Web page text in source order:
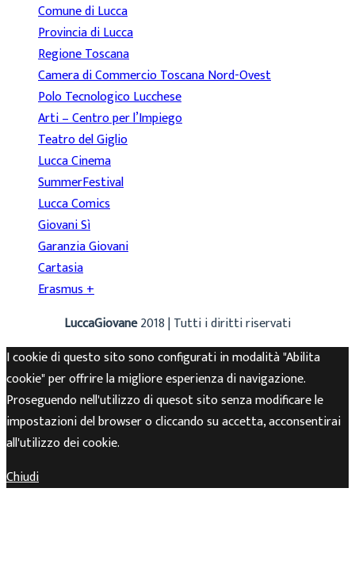
Comune di Lucca
Provincia di Lucca
Regione Toscana
Camera di Commercio Toscana Nord-Ovest
Polo Tecnologico Lucchese
Arti – Centro per l’Impiego
Teatro del Giglio
Lucca Cinema
SummerFestival
Lucca Comics
Giovani Sì
Garanzia Giovani
Cartasia
Erasmus +
LuccaGiovane2018 | Tutti i diritti riservati
I cookie di questo sito sono configurati in modalità "Abilita
cookie" per offrire la migliore esperienza di navigazione.
Proseguendo nell'utilizzo di quesot sito senza modificare le
impostazioni del browser o cliccando su accetta, acconsentirai
all'utilizzo dei cookie.
Chiudi